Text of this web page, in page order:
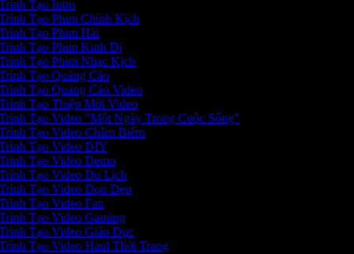
Tạo Intro
Tạo Phim Chính Kịch
Tạo Phim Hài
Tạo Phim Kinh Dị
Tạo Phim Nhạc Kịch
Tạo Quảng Cáo
Tạo Quảng Cáo Video
Tạo Thiệp Mời Video
Tạo Video "Một Ngày Trong Cuộc Sống"
Tạo Video Châm Biếm
Tạo Video DIY
Tạo Video Demo
Tạo Video Du Lịch
Tạo Video Dọn Dẹp
Tạo Video Fan
Tạo Video Gaming
Tạo Video Giáo Dục
Tạo Video Haul Thời Trang